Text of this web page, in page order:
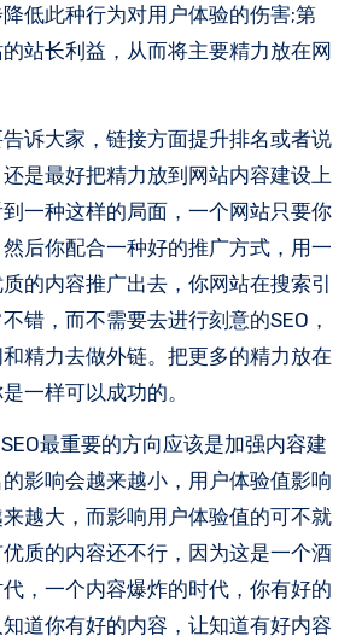
低此种行为对用户体验的伤害;第
站长利益，从而将主要精力放在网
大家，链接方面提升排名或者说
是最好把精力放到网站内容建设上
一种这样的局面，一个网站只要你
后你配合一种好的推广方式，用一
的内容推广出去，你网站在搜索引
错，而不需要去进行刻意的SEO，
精力去做外链。把更多的精力放在
一样可以成功的。
最重要的方向应该是加强内容建
影响会越来越小，用户体验值影响
越大，而影响用户体验值的可不就
质的内容还不行，因为这是一个酒
，一个内容爆炸的时代，你有好的
道你有好的内容，让知道有好内容